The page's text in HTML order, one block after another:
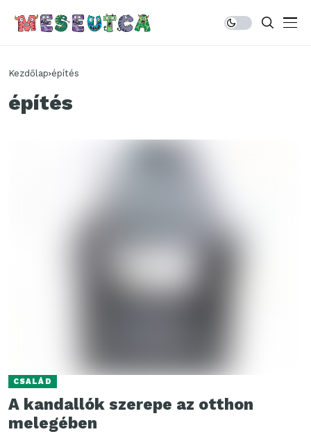
Kezdőlap építés
építés
CSALÁD
A kandallók szerepe az otthon
melegében